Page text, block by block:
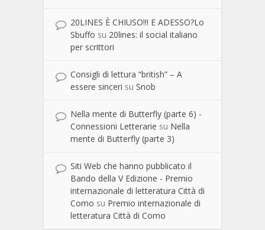
20LINES È CHIUSO!!! E ADESSO?Lo
Sbuffo su 20lines: il social italiano
per scrittori
Consigli di lettura “british” – A
essere sinceri su Snob
Nella mente di Butterfly (parte 6) -
Connessioni Letterarie su Nella
mente di Butterfly (parte 3)
Siti Web che hanno pubblicato il
Bando della V Edizione - Premio
internazionale di letteratura Città di
Como su Premio internazionale di
letteratura Città di Como